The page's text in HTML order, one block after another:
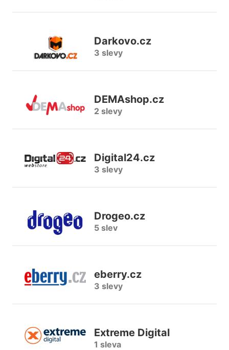
Darkovo.cz
3 slevy
DEMAshop.cz
2 slevy
Digital24.cz
3 slevy
Drogeo.cz
5 slev
eberry.cz
3 slevy
Extreme Digital
1 sleva